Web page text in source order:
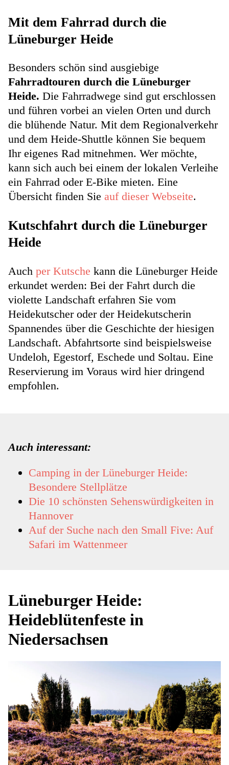
Mit dem Fahrrad durch die
Lüneburger Heide
Besonders schön sind ausgiebige
Fahrradtouren durch die Lüneburger
Heide. Die Fahrradwege sind gut erschlossen
und führen vorbei an vielen Orten und durch
die blühende Natur. Mit dem Regionalverkehr
und dem Heide-Shuttle können Sie bequem
Ihr eigenes Rad mitnehmen. Wer möchte,
kann sich auch bei einem der lokalen Verleihe
ein Fahrrad oder E-Bike mieten. Eine
Übersicht finden Sie auf dieser Webseite.
Kutschfahrt durch die Lüneburger
Heide
Auch per Kutsche kann die Lüneburger Heide
erkundet werden: Bei der Fahrt durch die
violette Landschaft erfahren Sie vom
Heidekutscher oder der Heidekutscherin
Spannendes über die Geschichte der hiesigen
Landschaft. Abfahrtsorte sind beispielsweise
Undeloh, Egestorf, Eschede und Soltau. Eine
Reservierung im Voraus wird hier dringend
empfohlen.
Auch interessant:
Camping in der Lüneburger Heide:
Besondere Stellplätze
Die 10 schönsten Sehenswürdigkeiten in
Hannover
Auf der Suche nach den Small Five: Auf
Safari im Wattenmeer
Lüneburger Heide:
Heideblütenfeste in
Niedersachsen